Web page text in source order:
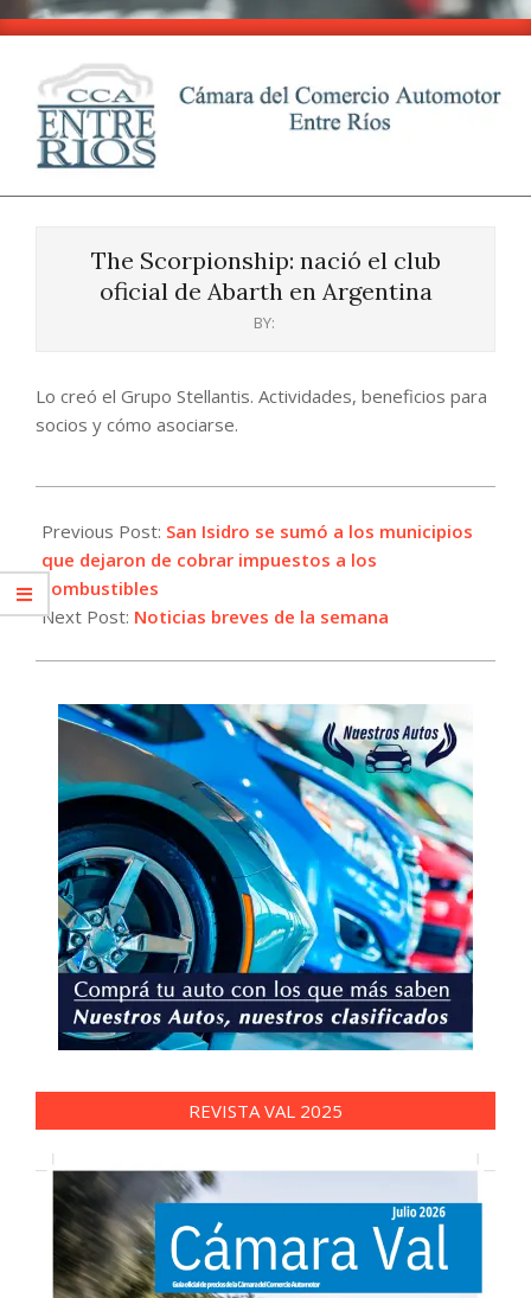
Skip
content
CCA
EntreThe Scorpionship: nació el club
oficial de Abarth en Argentina
BY:
Lo creó el Grupo Stellantis. Actividades, beneficios para
socios y cómo asociarse.
09-
13
Previous Post: San Isidro se sumó a los municipios
que dejaron de cobrar impuestos a los
combustibles
Next Post: Noticias breves de la semana
REVISTA VAL 2025